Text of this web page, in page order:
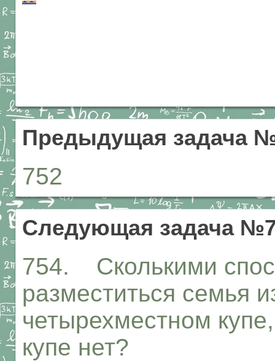
Предыдущая задача
752
Следующая задача
754. Сколькими
разместиться семья
четырехместном
купе нет?